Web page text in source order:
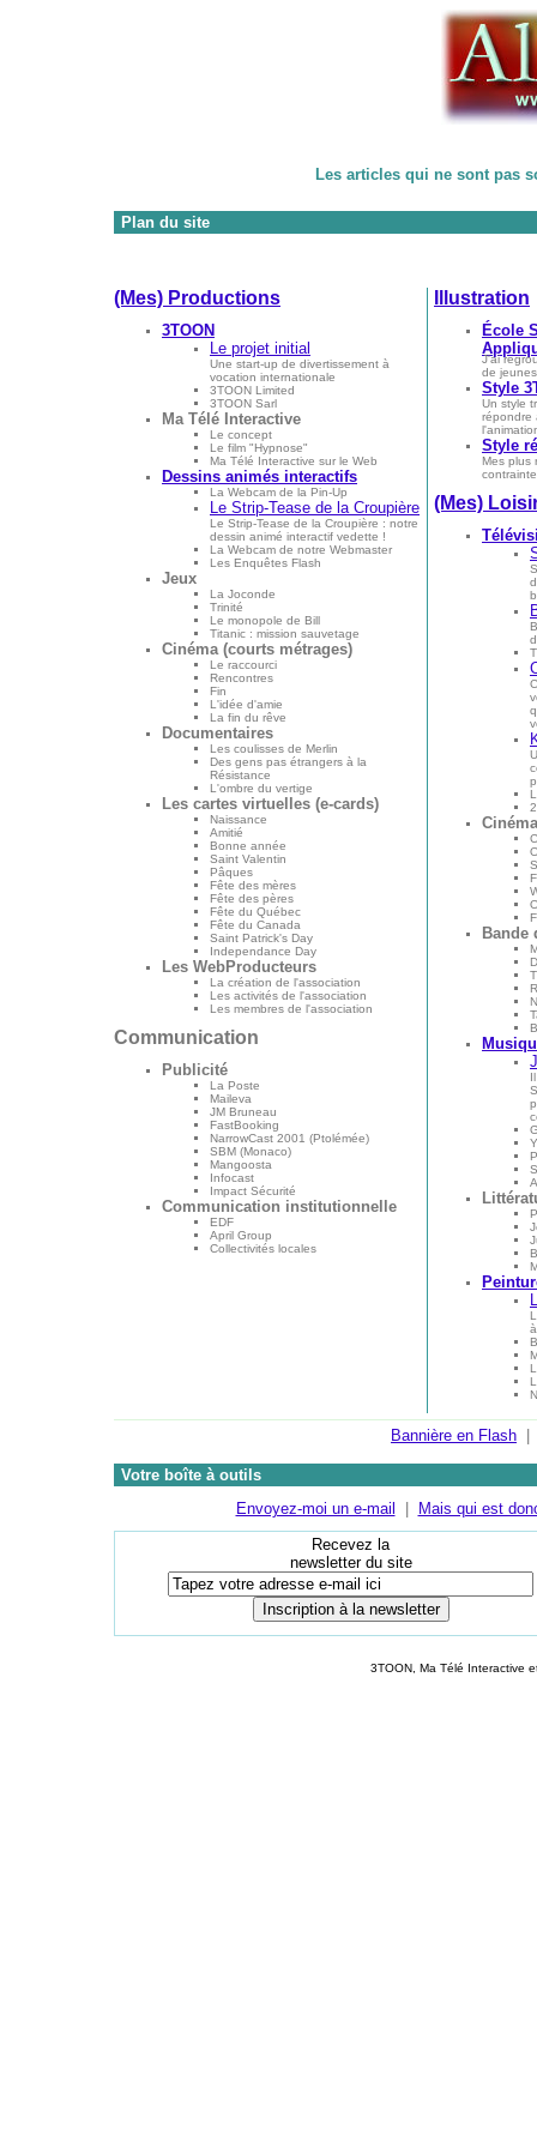
Les articles qui ne sont pas
Plan du site
(Mes) Productions
3TOON
Le projet initial
Une start-up de divertissement à
vocation internationale
3TOON Limited
3TOON Sarl
Ma Télé Interactive
Le concept
Le film "Hypnose"
Ma Télé Interactive sur le Web
Dessins animés interactifs
La Webcam de la Pin-Up
Le Strip-Tease de la Croupière
Le Strip-Tease de la Croupière : notre
dessin animé interactif vedette !
La Webcam de notre Webmaster
Les Enquêtes Flash
Jeux
La Joconde
Trinité
Le monopole de Bill
Titanic : mission sauvetage
Cinéma (courts métrages)
Le raccourci
Rencontres
Fin
L'idée d'amie
La fin du rêve
Documentaires
Les coulisses de Merlin
Des gens pas étrangers à la
Résistance
L'ombre du vertige
Les cartes virtuelles (e-cards)
Naissance
Amitié
Bonne année
Saint Valentin
Pâques
Fête des mères
Fête des pères
Fête du Québec
Fête du Canada
Saint Patrick's Day
Independance Day
Les WebProducteurs
La création de l'association
Les activités de l'association
Les membres de l'association
Communication
Publicité
La Poste
Maileva
JM Bruneau
FastBooking
NarrowCast 2001 (Ptolémée)
SBM (Monaco)
Mangoosta
Infocast
Impact Sécurité
Communication institutionnelle
EDF
April Group
Collectivités locales
Illustration
École
J'ai
de
Style
Un style
répondre
Style
Mes plus
contrainte
(Mes)
Cinéma
Bande
Bannière en Flash
Votre boîte à outils
Envoyez-moi un e-mail
Mais qui est
Recevez la
newsletter du site
3TOON, Ma Télé Interactive